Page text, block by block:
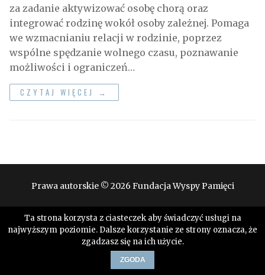
za zadanie aktywizować osobę chorą oraz
integrować rodzinę wokół osoby zależnej. Pomaga
we wzmacnianiu relacji w rodzinie, poprzez
wspólne spędzanie wolnego czasu, poznawanie
możliwości i ograniczeń…
CZYTAJ WIĘCEJ →
Prawa autorskie © 2026 Fundacja Wyspy Pamięci
Ta strona korzysta z ciasteczek aby świadczyć usługi na
najwyższym poziomie. Dalsze korzystanie ze strony oznacza, że
zgadzasz się na ich użycie.
ZGODA